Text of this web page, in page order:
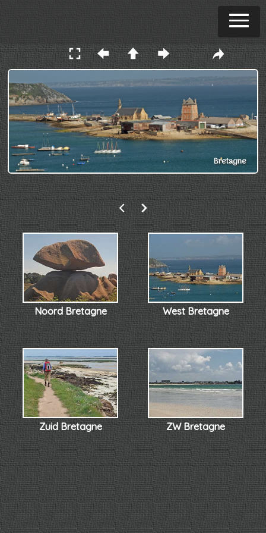
Bretagne
Noord Bretagne West Bretagne
Zuid Bretagne ZW Bretagne